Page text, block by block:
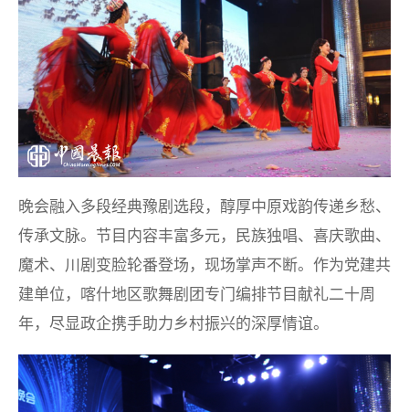
晚会融入多段经典豫剧选段，醇厚中原戏韵传递乡愁、
传承文脉。节目内容丰富多元，民族独唱、喜庆歌曲、
魔术、川剧变脸轮番登场，现场掌声不断。作为党建共
建单位，喀什地区歌舞剧团专门编排节目献礼二十周
年，尽显政企携手助力乡村振兴的深厚情谊。